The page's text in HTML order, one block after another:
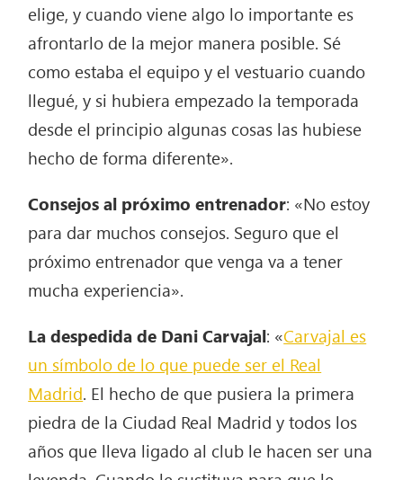
elige, y cuando viene algo lo importante es
afrontarlo de la mejor manera posible. Sé
como estaba el equipo y el vestuario cuando
llegué, y si hubiera empezado la temporada
desde el principio algunas cosas las hubiese
hecho de forma diferente».
Consejos al próximo entrenador: «No estoy
para dar muchos consejos. Seguro que el
próximo entrenador que venga va a tener
mucha experiencia».
La despedida de Dani Carvajal: «Carvajal es
un símbolo de lo que puede ser el Real
Madrid. El hecho de que pusiera la primera
piedra de la Ciudad Real Madrid y todos los
años que lleva ligado al club le hacen ser una